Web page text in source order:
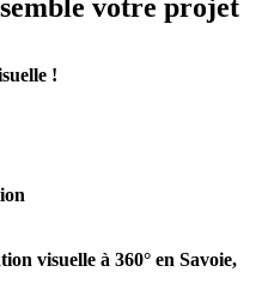
votre projet
!
visuelle à 360° en Savoie,